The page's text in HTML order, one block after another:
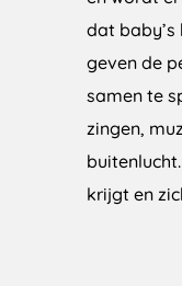
dat baby’s
geven de
samen te
zingen,
krijgt en